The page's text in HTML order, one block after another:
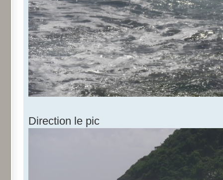
Direction le pic